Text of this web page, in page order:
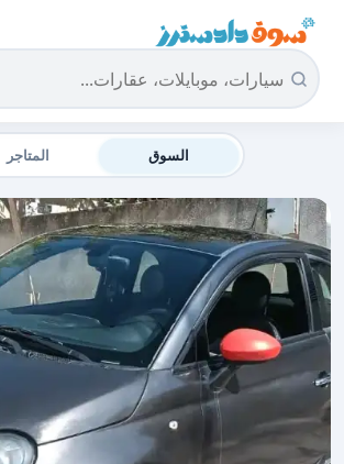
سوق دادسترز الرئيسية
السوق المتاجر